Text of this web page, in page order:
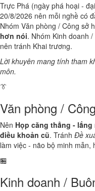
Trực Phá (ngày phá hoại -
20/8/2026 nên mỗi nghề có
Nhóm Văn phòng / Công sở
hơn nói. Nhóm Kinh doanh
nên tránh Khai trương.
Lời khuyên mang tính tham
môn.
👔
Văn phòng /
Nên Họp căng thẳng -
điều khoản cũ. Tránh Đề
làm việc - não bộ minh mẫn,
🏪
Kinh doanh /